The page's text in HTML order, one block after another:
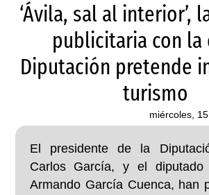
‘Ávila, sal al interior’,
publicitaria con la
Diputación pretende
turismo
miércoles,
El presidente de la
Carlos García, y el diputado
Armando García Cuenca, han